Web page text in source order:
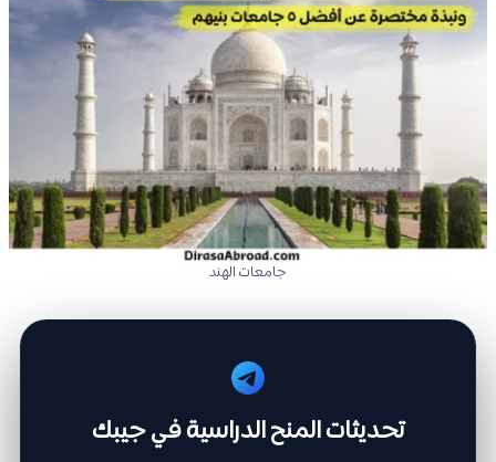
جامعات الهند
تحديثات المنح الدراسية في جيبك